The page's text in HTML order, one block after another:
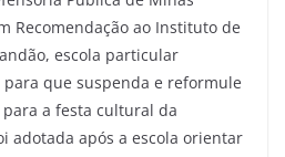
Recomendação ao Instituto de
escola particular
que suspenda e reformule
a festa cultural da
adotada após a escola orientar